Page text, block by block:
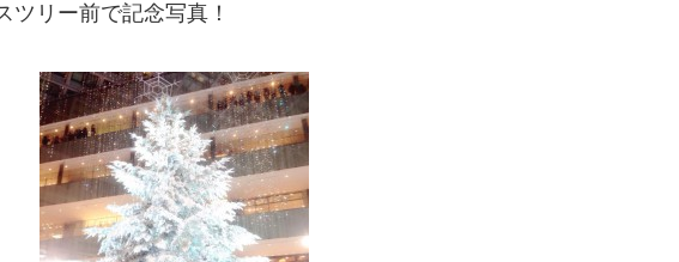
ツリー前で記念写真！